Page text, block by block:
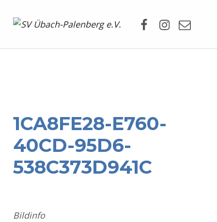
1CA8FE28-E760-
40CD-95D6-
538C373D941C
Bildinfo